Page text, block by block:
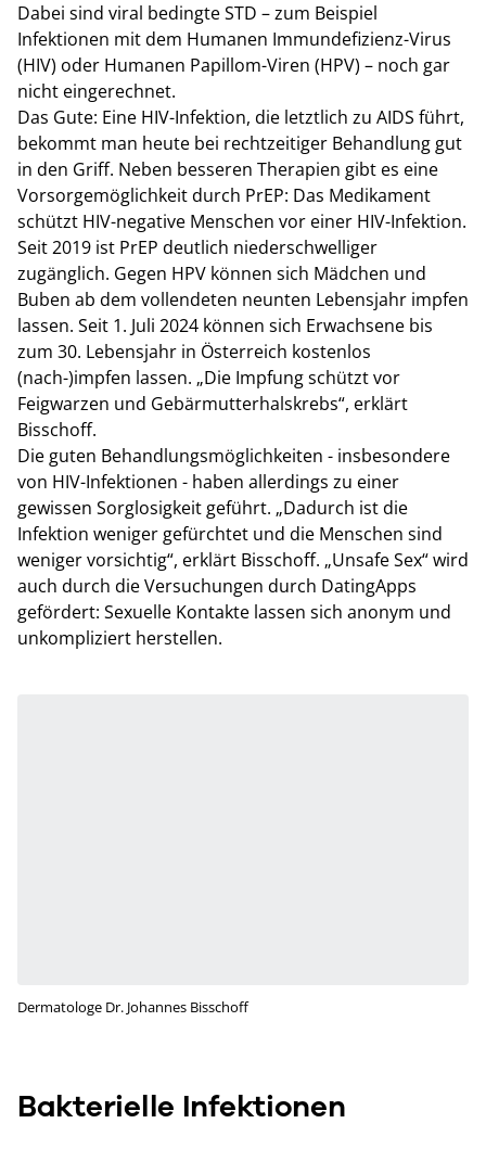
Dabei sind viral bedingte STD – zum Beispiel
Infektionen mit dem Humanen Immundefizienz-Virus
(HIV) oder Humanen Papillom-Viren (HPV) – noch gar
nicht eingerechnet.
Das Gute: Eine HIV-Infektion, die letztlich zu AIDS führt,
bekommt man heute bei rechtzeitiger Behandlung gut
in den Griff. Neben besseren Therapien gibt es eine
Vorsorgemöglichkeit durch PrEP: Das Medikament
schützt HIV-negative Menschen vor einer HIV-Infektion.
Seit 2019 ist PrEP deutlich niederschwelliger
zugänglich. Gegen HPV können sich Mädchen und
Buben ab dem vollendeten neunten Lebensjahr impfen
lassen. Seit 1. Juli 2024 können sich Erwachsene bis
zum 30. Lebensjahr in Österreich kostenlos
(nach-)impfen lassen. „Die Impfung schützt vor
Feigwarzen und Gebärmutterhalskrebs“, erklärt
Bisschoff.
Die guten Behandlungsmöglichkeiten - insbesondere
von HIV-Infektionen - haben allerdings zu einer
gewissen Sorglosigkeit geführt. „Dadurch ist die
Infektion weniger gefürchtet und die Menschen sind
weniger vorsichtig“, erklärt Bisschoff. „Unsafe Sex“ wird
auch durch die Versuchungen durch DatingApps
gefördert: Sexuelle Kontakte lassen sich anonym und
unkompliziert herstellen.
Dermatologe Dr. Johannes Bisschoff
Bakterielle Infektionen